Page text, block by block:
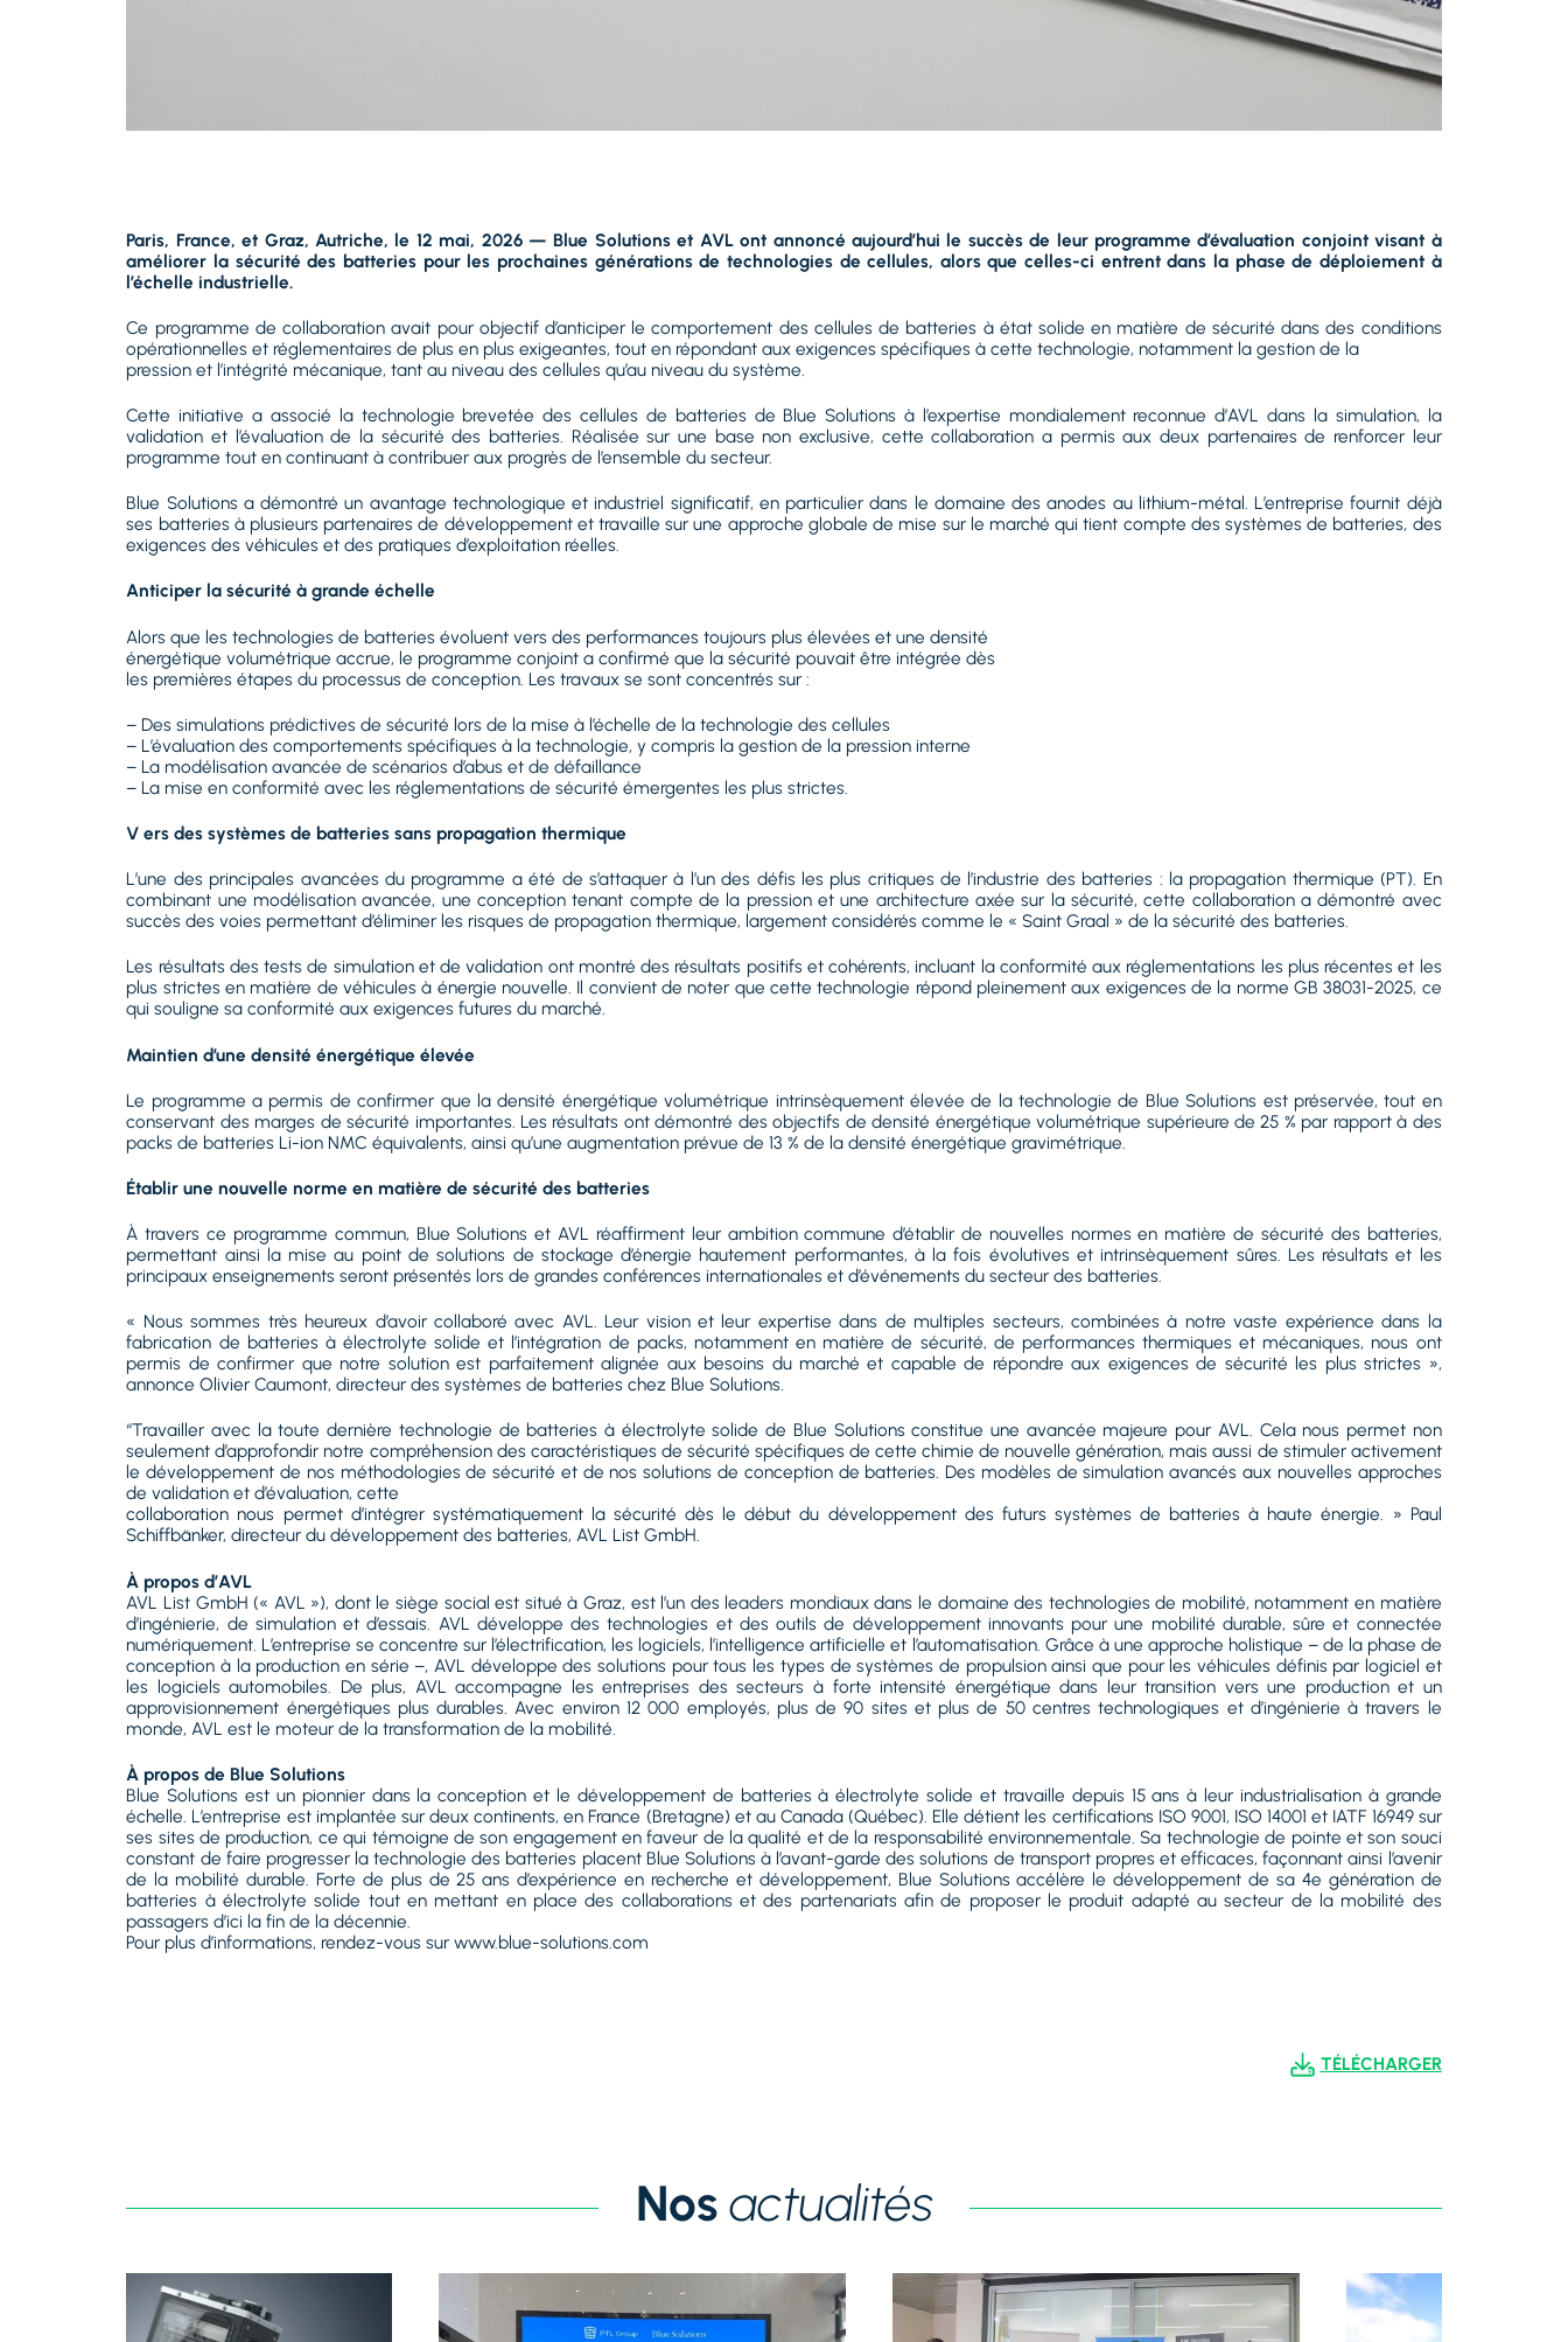
Paris, France, et Graz, Autriche, le 12 mai, 2026 — Blue Solutions et AVL ont annoncé aujourd’hui le succès de leur programme d’évaluation conjoint visant à
améliorer la sécurité des batteries pour les prochaines générations de technologies de cellules, alors que celles-ci entrent dans la phase de déploiement à
l’échelle industrielle.
Ce programme de collaboration avait pour objectif d’anticiper le comportement des cellules de batteries à état solide en matière de sécurité dans des conditions
opérationnelles et réglementaires de plus en plus exigeantes, tout en répondant aux exigences spécifiques à cette technologie, notamment la gestion de la
pression et l’intégrité mécanique, tant au niveau des cellules qu’au niveau du système.
Cette initiative a associé la technologie brevetée des cellules de batteries de Blue Solutions à l’expertise mondialement reconnue d’AVL dans la simulation, la
validation et l’évaluation de la sécurité des batteries. Réalisée sur une base non exclusive, cette collaboration a permis aux deux partenaires de renforcer leur
programme tout en continuant à contribuer aux progrès de l’ensemble du secteur.
Blue Solutions a démontré un avantage technologique et industriel significatif, en particulier dans le domaine des anodes au lithium-métal. L’entreprise fournit déjà
ses batteries à plusieurs partenaires de développement et travaille sur une approche globale de mise sur le marché qui tient compte des systèmes de batteries, des
exigences des véhicules et des pratiques d’exploitation réelles.
Anticiper la sécurité à grande échelle
Alors que les technologies de batteries évoluent vers des performances toujours plus élevées et une densité
énergétique volumétrique accrue, le programme conjoint a confirmé que la sécurité pouvait être intégrée dès
les premières étapes du processus de conception. Les travaux se sont concentrés sur :
– Des simulations prédictives de sécurité lors de la mise à l’échelle de la technologie des cellules
– L’évaluation des comportements spécifiques à la technologie, y compris la gestion de la pression interne
– La modélisation avancée de scénarios d’abus et de défaillance
– La mise en conformité avec les réglementations de sécurité émergentes les plus strictes.
V ers des systèmes de batteries sans propagation thermique
L’une des principales avancées du programme a été de s’attaquer à l’un des défis les plus critiques de l’industrie des batteries : la propagation thermique (PT). En
combinant une modélisation avancée, une conception tenant compte de la pression et une architecture axée sur la sécurité, cette collaboration a démontré avec
succès des voies permettant d’éliminer les risques de propagation thermique, largement considérés comme le « Saint Graal » de la sécurité des batteries.
Les résultats des tests de simulation et de validation ont montré des résultats positifs et cohérents, incluant la conformité aux réglementations les plus récentes et les
plus strictes en matière de véhicules à énergie nouvelle. Il convient de noter que cette technologie répond pleinement aux exigences de la norme GB 38031-2025, ce
qui souligne sa conformité aux exigences futures du marché.
Maintien d’une densité énergétique élevée
Le programme a permis de confirmer que la densité énergétique volumétrique intrinsèquement élevée de la technologie de Blue Solutions est préservée, tout en
conservant des marges de sécurité importantes. Les résultats ont démontré des objectifs de densité énergétique volumétrique supérieure de 25 % par rapport à des
packs de batteries Li-ion NMC équivalents, ainsi qu’une augmentation prévue de 13 % de la densité énergétique gravimétrique.
Établir une nouvelle norme en matière de sécurité des batteries
À travers ce programme commun, Blue Solutions et AVL réaffirment leur ambition commune d’établir de nouvelles normes en matière de sécurité des batteries,
permettant ainsi la mise au point de solutions de stockage d’énergie hautement performantes, à la fois évolutives et intrinsèquement sûres. Les résultats et les
principaux enseignements seront présentés lors de grandes conférences internationales et d’événements du secteur des batteries.
« Nous sommes très heureux d’avoir collaboré avec AVL. Leur vision et leur expertise dans de multiples secteurs, combinées à notre vaste expérience dans la
fabrication de batteries à électrolyte solide et l’intégration de packs, notamment en matière de sécurité, de performances thermiques et mécaniques, nous ont
permis de confirmer que notre solution est parfaitement alignée aux besoins du marché et capable de répondre aux exigences de sécurité les plus strictes »,
annonce Olivier Caumont, directeur des systèmes de batteries chez Blue Solutions.
“Travailler avec la toute dernière technologie de batteries à électrolyte solide de Blue Solutions constitue une avancée majeure pour AVL. Cela nous permet non
seulement d’approfondir notre compréhension des caractéristiques de sécurité spécifiques de cette chimie de nouvelle génération, mais aussi de stimuler activement
le développement de nos méthodologies de sécurité et de nos solutions de conception de batteries. Des modèles de simulation avancés aux nouvelles approches
de validation et d’évaluation, cette
collaboration nous permet d’intégrer systématiquement la sécurité dès le début du développement des futurs systèmes de batteries à haute énergie. » Paul
Schiffbänker, directeur du développement des batteries, AVL List GmbH.
À propos d’AVL
AVL List GmbH (« AVL »), dont le siège social est situé à Graz, est l’un des leaders mondiaux dans le domaine des technologies de mobilité, notamment en matière
d’ingénierie, de simulation et d’essais. AVL développe des technologies et des outils de développement innovants pour une mobilité durable, sûre et connectée
numériquement. L’entreprise se concentre sur l’électrification, les logiciels, l’intelligence artificielle et l’automatisation. Grâce à une approche holistique – de la phase de
conception à la production en série –, AVL développe des solutions pour tous les types de systèmes de propulsion ainsi que pour les véhicules définis par logiciel et
les logiciels automobiles. De plus, AVL accompagne les entreprises des secteurs à forte intensité énergétique dans leur transition vers une production et un
approvisionnement énergétiques plus durables. Avec environ 12 000 employés, plus de 90 sites et plus de 50 centres technologiques et d’ingénierie à travers le
monde, AVL est le moteur de la transformation de la mobilité.
À propos de Blue Solutions
Blue Solutions est un pionnier dans la conception et le développement de batteries à électrolyte solide et travaille depuis 15 ans à leur industrialisation à grande
échelle. L’entreprise est implantée sur deux continents, en France (Bretagne) et au Canada (Québec). Elle détient les certifications ISO 9001, ISO 14001 et IATF 16949 sur
ses sites de production, ce qui témoigne de son engagement en faveur de la qualité et de la responsabilité environnementale. Sa technologie de pointe et son souci
constant de faire progresser la technologie des batteries placent Blue Solutions à l’avant-garde des solutions de transport propres et efficaces, façonnant ainsi l’avenir
de la mobilité durable. Forte de plus de 25 ans d’expérience en recherche et développement, Blue Solutions accélère le développement de sa 4e génération de
batteries à électrolyte solide tout en mettant en place des collaborations et des partenariats afin de proposer le produit adapté au secteur de la mobilité des
passagers d’ici la fin de la décennie.
Pour plus d’informations, rendez-vous sur www.blue-solutions.com
TÉLÉCHARGER
Nosactualités